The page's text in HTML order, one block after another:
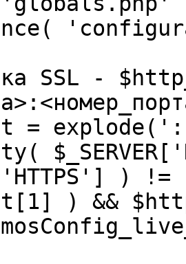
SSL -
= explode(':',
) &&